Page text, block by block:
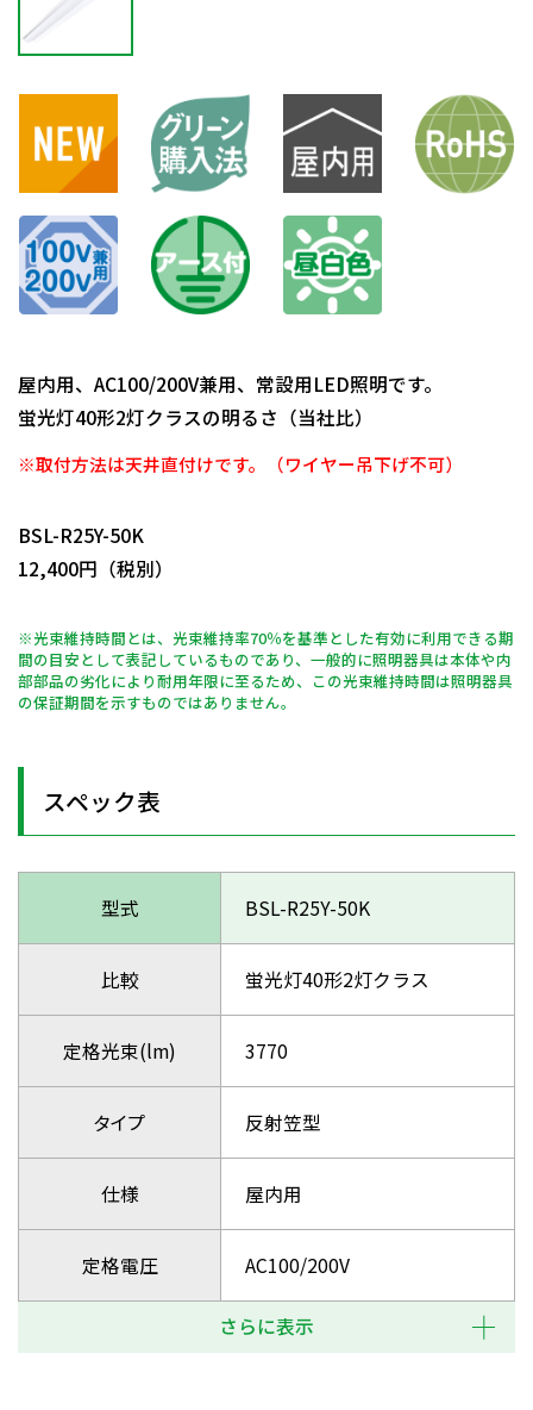
屋内用、AC100/200V兼用、常設用LED照明です。
蛍光灯40形2灯クラスの明るさ（当社比）
※取付方法は天井直付けです。（ワイヤー吊下げ不可）
BSL-R25Y-50K
12,400円（税別）
※光束維持時間とは、光束維持率70％を基準とした有効に利用できる期
間の目安として表記しているものであり、一般的に照明器具は本体や内
部部品の劣化により耐用年限に至るため、この光束維持時間は照明器具
の保証期間を示すものではありません。
スペック表
型式 BSL-R25Y-50K
比較 蛍光灯40形2灯クラス
定格光束(lm) 3770
タイプ 反射笠型
仕様 屋内用
定格電圧 AC100/200V
さらに表示